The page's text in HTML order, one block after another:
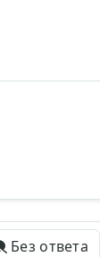
Без ответа